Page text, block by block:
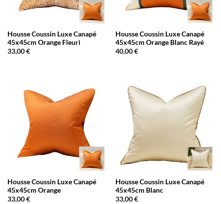
Housse Coussin Luxe Canapé
45x45cm Orange Fleuri
33,00€
Housse Coussin Luxe Canapé
45x45cm Orange Blanc Rayé
40,00€
Housse Coussin Luxe Canapé
45x45cm Orange
33,00€
Housse Coussin Luxe Canapé
45x45cm Blanc
33,00€